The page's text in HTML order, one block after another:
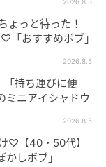
ン 125ml
、男女問わず使
ょっと待った！
「おすすめボブ」
2026.8.5
「持ち運びに便
ミニアイシャドウ
2026.8.5
♡【40・50代】
しボブ」